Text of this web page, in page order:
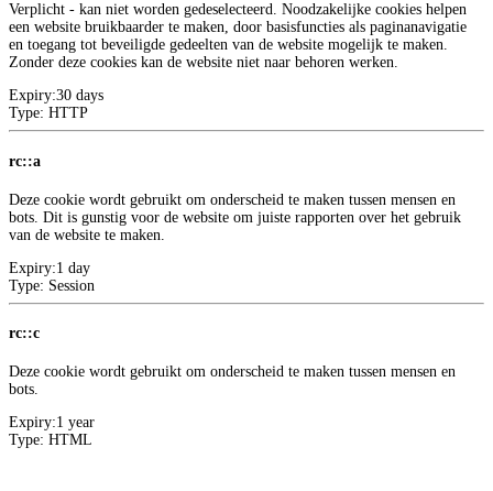
Verplicht - kan niet worden gedeselecteerd. Noodzakelijke cookies helpen
een website bruikbaarder te maken, door basisfuncties als paginanavigatie
en toegang tot beveiligde gedeelten van de website mogelijk te maken.
Zonder deze cookies kan de website niet naar behoren werken.
Expiry:30 days
Type: HTTP
rc::a
Deze cookie wordt gebruikt om onderscheid te maken tussen mensen en
bots. Dit is gunstig voor de website om juiste rapporten over het gebruik
van de website te maken.
Expiry:1 day
Type: Session
rc::c
Deze cookie wordt gebruikt om onderscheid te maken tussen mensen en
bots.
Expiry:1 year
Type: HTML